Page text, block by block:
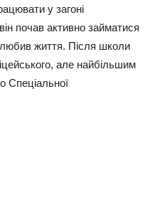
у загоні
почав активно займатися
життя. Після школи
але найбільшим
Спеціальної